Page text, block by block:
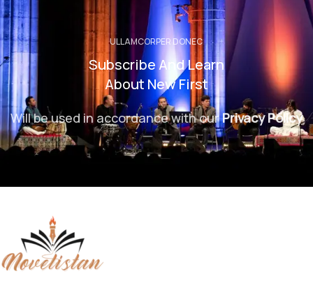
ULLAMCORPER DONEC
Subscribe And Learn
About New First
Will be used in accordance with ourPrivacy Policy